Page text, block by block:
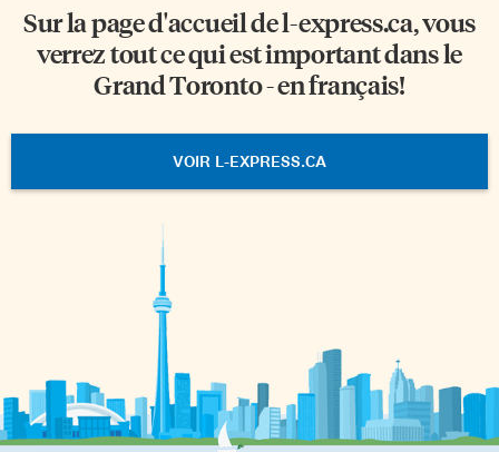
Sur la page d'accueil del-express.ca, vous
verrez tout ce qui est important dans le
Grand Toronto - en français!
VOIR L-EXPRESS.CA